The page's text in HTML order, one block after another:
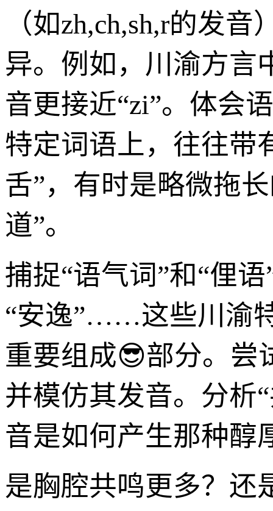
（如zh,ch,sh,r的发
异。例如，川渝方言
音更接近“zi”。体会
特定词语上，往往带
舌”，有时是略微拖
道”。
捕捉“语气词”和“俚
“安逸”……这些川渝
重要组成😎部分。尝
并模仿其发音。分析
音是如何产生那种醇
是胸腔共鸣更多？还